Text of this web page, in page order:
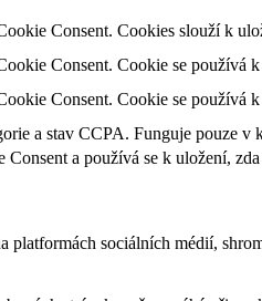
Consent. Cookies slouží k
Consent. Cookie se používá
Consent. Cookie se používá
a stav CCPA. Funguje pouze v
a používá se k uložení,
sociálních médií,